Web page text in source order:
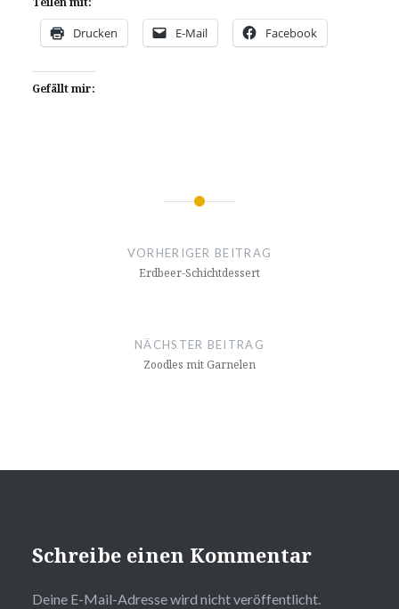
Drucken E-Mail Facebook
Gefällt mir:
Beitragsnavigation
VORHERIGER BEITRAG
Erdbeer-Schichtdessert
NÄCHSTER BEITRAG
Zoodles mit Garnelen
Schreibe einen Kommentar
Deine E-Mail-Adresse wird nicht veröffentlicht.